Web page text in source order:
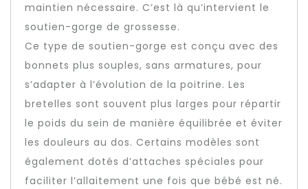
maintien nécessaire. C’est là qu’intervient le
soutien-gorge de grossesse.
Ce type de soutien-gorge est conçu avec des
bonnets plus souples, sans armatures, pour
s’adapter à l’évolution de la poitrine. Les
bretelles sont souvent plus larges pour répartir
le poids du sein de manière équilibrée et éviter
les douleurs au dos. Certains modèles sont
également dotés d’attaches spéciales pour
faciliter l’allaitement une fois que bébé est né.